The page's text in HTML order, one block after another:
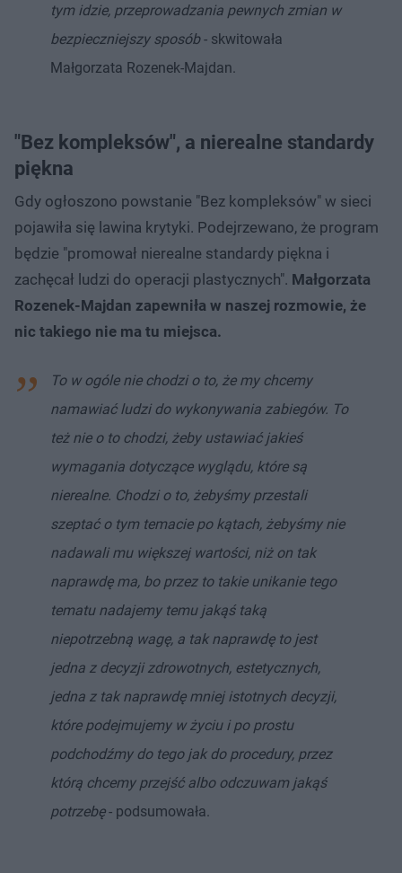
tym idzie, przeprowadzania pewnych zmian w
bezpieczniejszy sposób- skwitowała
Małgorzata Rozenek-Majdan.
"Bez kompleksów", a nierealne standardy
piękna
Gdy ogłoszono powstanie "Bez kompleksów" w sieci
pojawiła się lawina krytyki. Podejrzewano, że program
będzie "promował nierealne standardy piękna i
zachęcał ludzi do operacji plastycznych". Małgorzata
Rozenek-Majdan zapewniła w naszej rozmowie, że
nic takiego nie ma tu miejsca.
To w ogóle nie chodzi o to, że my chcemy
namawiać ludzi do wykonywania zabiegów. To
też nie o to chodzi, żeby ustawiać jakieś
wymagania dotyczące wyglądu, które są
nierealne. Chodzi o to, żebyśmy przestali
szeptać o tym temacie po kątach, żebyśmy nie
nadawali mu większej wartości, niż on tak
naprawdę ma, bo przez to takie unikanie tego
tematu nadajemy temu jakąś taką
niepotrzebną wagę, a tak naprawdę to jest
jedna z decyzji zdrowotnych, estetycznych,
jedna z tak naprawdę mniej istotnych decyzji,
które podejmujemy w życiu i po prostu
podchodźmy do tego jak do procedury, przez
którą chcemy przejść albo odczuwam jakąś
potrzebę- podsumowała.